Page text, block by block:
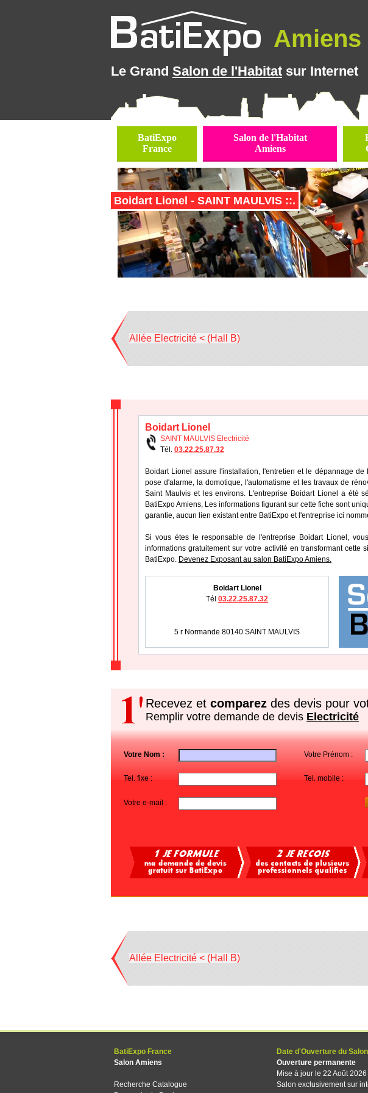
Amiens
Le Grand Salon de l'Habitat sur Internet
BatiExpo
France
Salon de l'Habitat
Amiens
Boidart Lionel - SAINT MAULVIS ::.
Allée Electricité < (Hall B)
Boidart Lionel
SAINT MAULVIS Electricité
Tél. 03.22.25.87.32
Boidart Lionel assure l'installation, l'entretien et le dépannage
pose d'alarme, la domotique, l'automatisme et les travaux de
Saint Maulvis et les environs. L'entreprise Boidart Lionel a été
BatiExpo Amiens, Les informations figurant sur cette fiche sont
garantie, aucun lien existant entre BatiExpo et l'entreprise ici
Si vous étes le responsable de l'entreprise Boidart Lionel,
informations gratuitement sur votre activité en transformant cette
BatiExpo. Devenez Exposant au salon BatiExpo Amiens.
Boidart Lionel
Tél 03.22.25.87.32
5 r Normande 80140 SAINT MAULVIS
Recevez et comparez des devis pour
Remplir votre demande de devis Electricité
Votre Nom : Votre Prénom :
Tel. fixe : Tel. mobile :
Votre e-mail :
Allée Electricité < (Hall B)
BatiExpo France
Salon Amiens
Recherche Catalogue
Date d'Ouverture du Salon
Ouverture permanente
Mise à jour le 22 Août 2026
Salon exclusivement sur